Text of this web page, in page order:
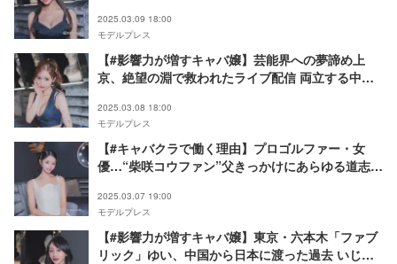
LOUNGE TOKYO」
2025.03.09 18:00
モデルプレス
【#影響力が増すキャバ嬢】芸能界への夢諦め上
京、絶望の淵で救われたライブ配信 両立する中で
LOUNGE TOKYO」櫻りおん
2025.03.08 18:00
モデルプレス
【#キャバクラで働く理由】プロゴルファー・女
優…“柴咲コウファン”父きっかけにあらゆる道志し
2025.03.07 19:00
モデルプレス
【#影響力が増すキャバ嬢】東京・六本木「ファブ
リック」ゆい、中国から日本に渡った過去 いじめ